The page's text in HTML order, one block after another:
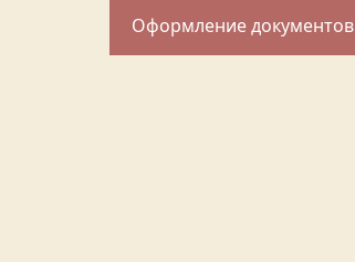
Оформление документов